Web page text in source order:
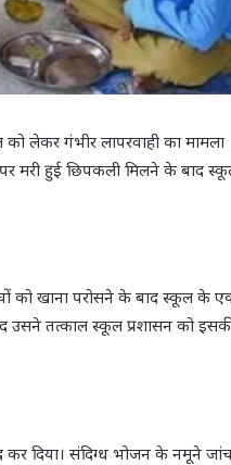
को लेकर गंभीर लापरवाही का मामला
पर मरी हुई छिपकली मिलने के बाद
को खाना परोसने के बाद स्कूल के
उसने तत्काल स्कूल प्रशासन को
कर दिया। संदिग्ध भोजन के नमूने